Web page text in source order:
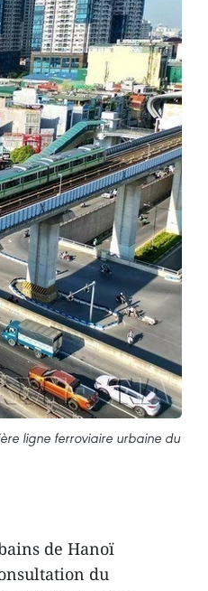
ligne ferroviaire urbaine du
de Hanoï
du